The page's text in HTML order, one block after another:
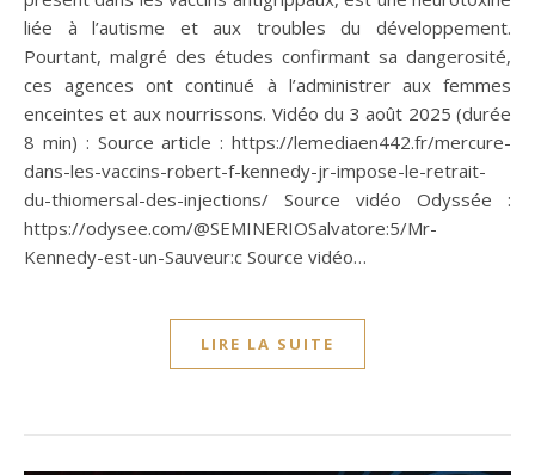
liée à l’autisme et aux troubles du développement.
Pourtant, malgré des études confirmant sa dangerosité,
ces agences ont continué à l’administrer aux femmes
enceintes et aux nourrissons. Vidéo du 3 août 2025 (durée
8 min) : Source article : https://lemediaen442.fr/mercure-
dans-les-vaccins-robert-f-kennedy-jr-impose-le-retrait-
du-thiomersal-des-injections/ Source vidéo Odyssée :
https://odysee.com/@SEMINERIOSalvatore:5/Mr-
Kennedy-est-un-Sauveur:c Source vidéo…
LIRE LA SUITE